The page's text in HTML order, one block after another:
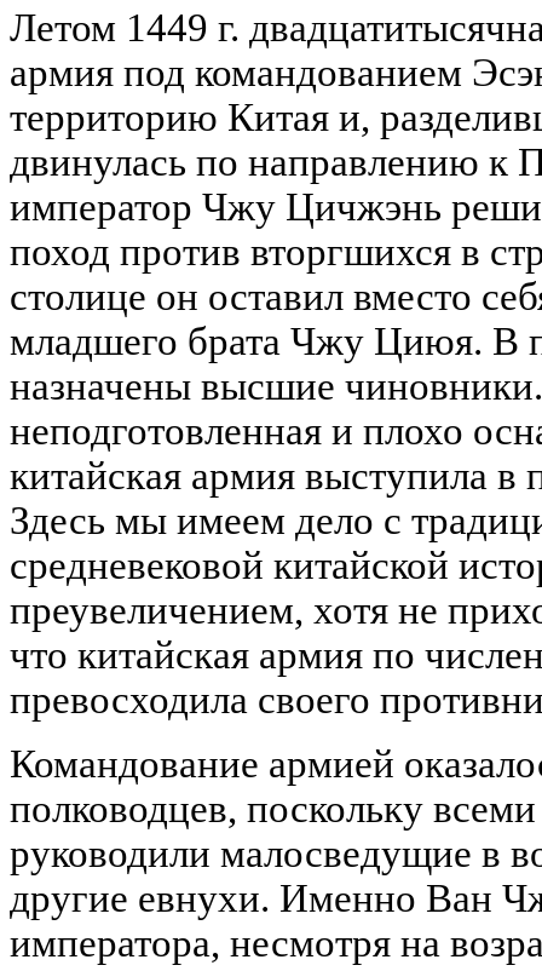
Летом 1449 г.
армия под командованием
территорию Китая и,
двинулась по направлению к
император Чжу Цичжэнь
поход против вторгшихся в
столице он оставил вместо
младшего брата Чжу Циюя. В
назначены высшие
неподготовленная и плохо
китайская армия выступила в
Здесь мы имеем дело с
средневековой китайской
преувеличением, хотя не
что китайская армия по
превосходила своего
Командование армией
полководцев, поскольку
руководили малосведущие в
другие евнухи. Именно Ван
императора, несмотря на